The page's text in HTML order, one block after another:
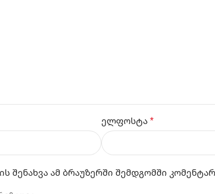
ელფოსტა *
ამ ბრაუზერში შემდგომში